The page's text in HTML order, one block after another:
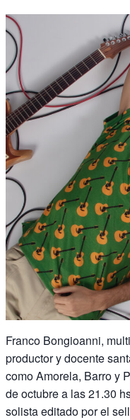
Franco Bongioanni,
productor y docente
como Amorela, Barro y
de octubre a las 21.30
solista editado por el